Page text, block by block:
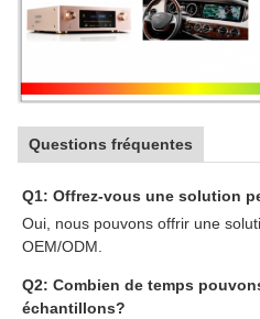
Questions fréquentes
Q1: Offrez-vous une solution
Oui, nous pouvons offrir une
OEM/ODM.
Q2: Combien de temps
échantillons?